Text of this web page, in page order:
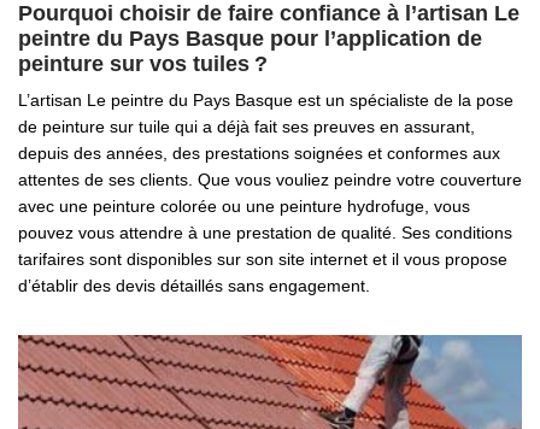
Pourquoi choisir de faire confiance à l’artisan Le
peintre du Pays Basque pour l’application de
peinture sur vos tuiles ?
L’artisan Le peintre du Pays Basque est un spécialiste de la pose
de peinture sur tuile qui a déjà fait ses preuves en assurant,
depuis des années, des prestations soignées et conformes aux
attentes de ses clients. Que vous vouliez peindre votre couverture
avec une peinture colorée ou une peinture hydrofuge, vous
pouvez vous attendre à une prestation de qualité. Ses conditions
tarifaires sont disponibles sur son site internet et il vous propose
d’établir des devis détaillés sans engagement.